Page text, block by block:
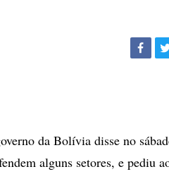
da Bolívia disse no
alguns setores, e pediu